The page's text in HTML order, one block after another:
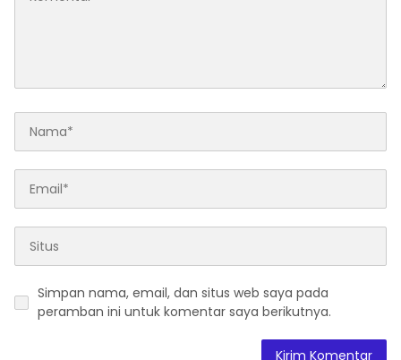
Simpan nama, email, dan situs web saya pada
peramban ini untuk komentar saya berikutnya.